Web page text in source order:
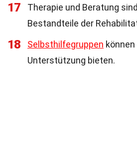
17
Therapie und Beratung
Bestandteile der
18 Selbsthilfegruppen
Unterstützung bieten.